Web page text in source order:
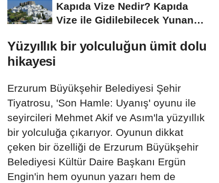
Kapıda Vize Nedir? Kapıda
Vize ile Gidilebilecek Yunan
Yüzyıllık bir yolculuğun ümit dolu
hikayesi
Erzurum Büyükşehir Belediyesi Şehir
Tiyatrosu, 'Son Hamle: Uyanış' oyunu ile
seyircileri Mehmet Akif ve Asım'la yüzyıllık
bir yolculuğa çıkarıyor. Oyunun dikkat
çeken bir özelliği de Erzurum Büyükşehir
Belediyesi Kültür Daire Başkanı Ergün
Engin'in hem oyunun yazarı hem de